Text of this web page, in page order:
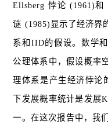
Ellsberg 悖论 (1961)和
谜 (1985)显示了经济界
系和IID的假设。数学
公理体系中，假设概率
理体系是产生经济悖论
下发展概率统计是发展
一。在这次报告中，我